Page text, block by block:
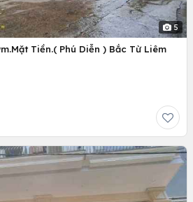
5
Tiền.( Phú Diễn ) Bắc Từ Liêm